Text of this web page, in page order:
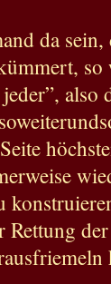
da
so
Rettung